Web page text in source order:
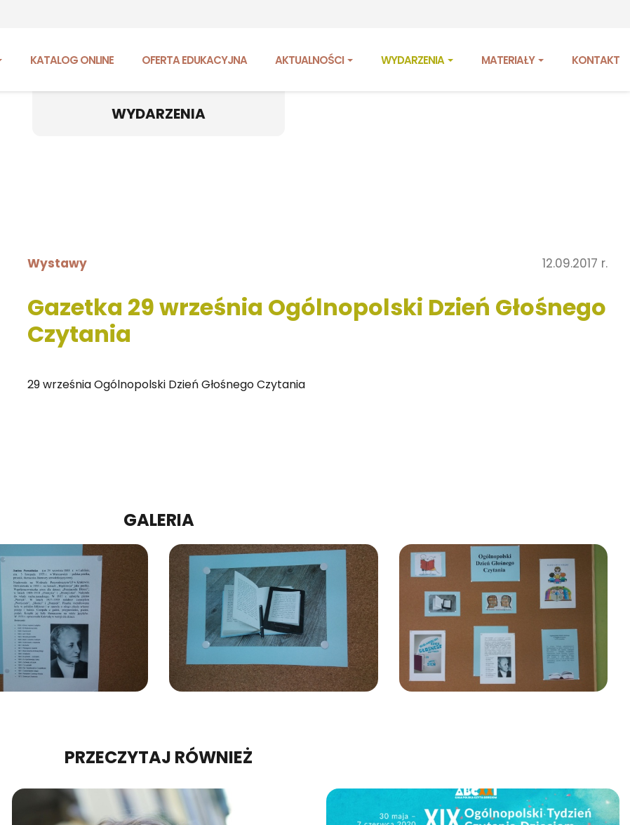
KATALOG ONLINE OFERTA EDUKACYJNA AKTUALNOŚCI WYDARZENIA MATERIAŁY KONTAKT
WYDARZENIA
Wystawy 12.09.2017 r.
Gazetka 29 września Ogólnopolski Dzień Głośnego
Czytania
29 wrze­śnia Ogól­no­pol­ski Dzień Gło­śne­go Czy­ta­nia
GALERIA
PRZECZYTAJ RÓWNIEŻ